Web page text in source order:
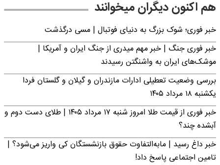
هم اکنون دیگران میخوانند
خبر فوری؛‌ شوک بزرگ به دنیای فوتبال | مسی درگذشت
خبر فوری جنگ | خبر مهم میدری از جنگ ایران و آمریکا |
موشک‌های ایران به واشنگتن رسیدند
بررسی وضعیت تعطیلی ادارات مازندران و گیلان و گلستان فردا
یکشنبه ۱۸ مرداد ۱۴۰۵
خبر فوری از قیمت طلا امروز شنبه ۱۷ مرداد ۱۴۰۵ | طلای دست دوم و
آبشده چند؟
خبر داغ رسید | مابه‌التفاوت حقوق بازنشستگان کی واریز می‌شود؟ |
تامین اجتماعی پاسخ داد!